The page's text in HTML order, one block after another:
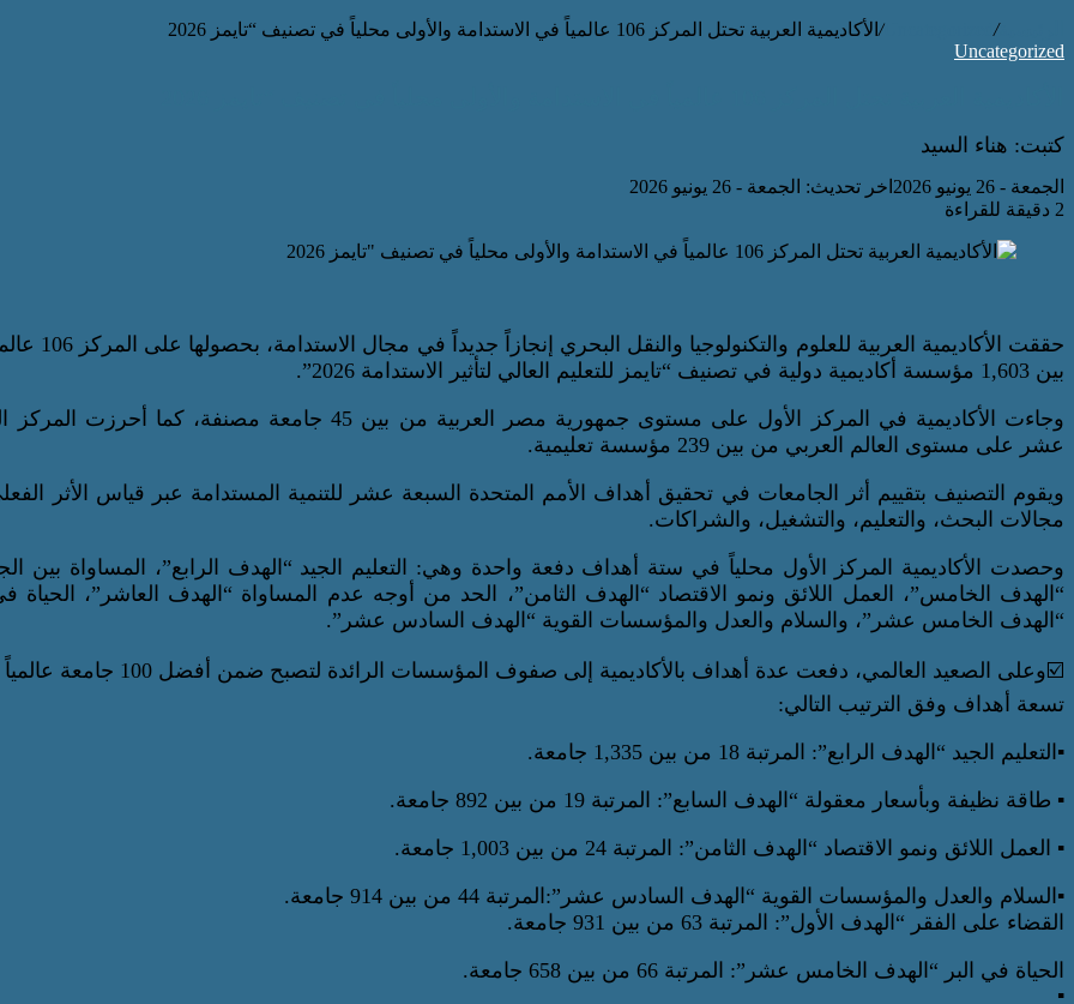
الرئيسية/
Uncategorized
/ الأكاديمية العربية تحتل المركز 106 عالمياً في الاستدامة والأولى محلياً في تصنيف “تايمز 2026
Uncategorized
كتبت: هناء السيد
الجمعة - 26 يونيو 2026
اخر تحديث: الجمعة - 26 يونيو 2026
2 دقيقة للقراءة
حققت الأكاديمية العربية للعلوم
بين 1,603 مؤسسة أكاديمية دولية في تصنيف “تايمز للتعليم العالي لتأثير الاستدامة 2026”.
وجاءت الأكاديمية في المركز الأول على مستوى جمهورية مصر العربية من بين 45 جامعة مصنفة، كما
عشر على مستوى العالم العربي من بين 239 مؤسسة تعليمية.
ويقوم التصنيف بتقييم أثر الجامعات في تحقيق أهداف الأمم المتحدة السبعة عشر للتنمية المستدامة عبر قياس الأثر
مجالات البحث، والتعليم، والتشغيل، والشراكات.
وحصدت الأكاديمية المركز الأول محلياً في ستة أهداف دفعة واحدة وهي: التعليم الجيد “الهدف الرابع”، المساواة بين
“الهدف الخامس”، العمل اللائق ونمو الاقتصاد “الهدف الثامن”، الحد من أوجه عدم المساواة “الهدف العاشر”، الحياة
“الهدف الخامس عشر”، والسلام والعدل والمؤسسات القوية “الهدف السادس عشر”.
☑️وعلى الصعيد العالمي، دفعت عدة أهداف بالأكاديمية إلى صفوف المؤسسات الرائدة لتصبح ضمن أفضل 100 جامعة عالمياً في
تسعة أهداف وفق الترتيب التالي:
▪️التعليم الجيد “الهدف الرابع”: المرتبة 18 من بين 1,335 جامعة.
▪️ طاقة نظيفة وبأسعار معقولة “الهدف السابع”: المرتبة 19 من بين 892 جامعة.
▪️ العمل اللائق ونمو الاقتصاد “الهدف الثامن”: المرتبة 24 من بين 1,003 جامعة.
▪️السلام والعدل والمؤسسات القوية “الهدف السادس عشر”:المرتبة 44 من بين 914 جامعة.
القضاء على الفقر “الهدف الأول”: المرتبة 63 من بين 931 جامعة.
الحياة في البر “الهدف الخامس عشر”: المرتبة 66 من بين 658 جامعة.
▪️